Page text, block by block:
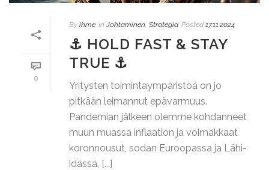
0
By ihme In Johtaminen Strategia Posted 17.11.2024
⚓ HOLD FAST & STAY
TRUE ⚓
Yritysten toimintaympäristöä on jo
pitkään leimannut epävarmuus.
Pandemian jälkeen olemme kohdanneet
muun muassa inflaation ja voimakkaat
koronnousut, sodan Euroopassa ja Lähi-
idässä, [...]